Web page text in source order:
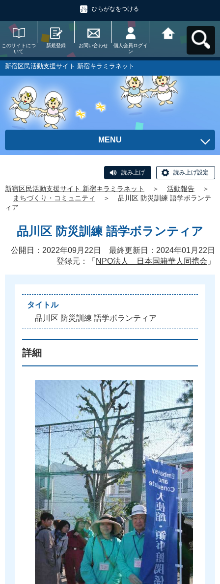
ひらがなをつける
このサイトにつ
いて
新規登録 お問い合わせ
個人会員ログイ
ン
ラミラネットへ
新宿区民活動支援サイト 新宿キラミラネット
MENU
読み上げ 読み上げ設定
新宿区民活動支援サイト 新宿キラミラネット ＞ 活動報告
＞
まちづくり・コミュニティ
＞
品川区 防災訓練 語学ボランテ
ィア
品川区 防災訓練 語学ボランティア
公開日：2022年09月22日 最終更新日：2024年01月22日
登録元：「 NPO法人 日本国籍華人同携会 」
タイトル
品 川 区 防災訓 練 語学ボラ ンテ ィ ア
詳細